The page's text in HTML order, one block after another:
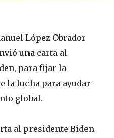
López Obrador
una carta al
para fijar la
la lucha para ayudar
global.
al presidente Biden